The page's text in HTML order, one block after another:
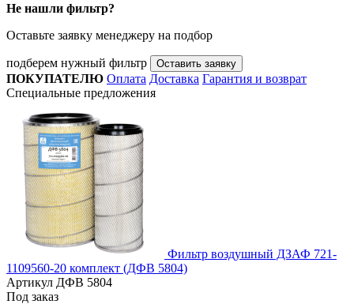
Не нашли фильтр?
Оставьте заявку менеджеру на подбор
подберем нужный фильтр Оставить заявку
ПОКУПАТЕЛЮ Оплата Доставка Гарантия и возврат
Специальные предложения
Фильтр воздушный ДЗАФ 721-
1109560-20 комплект (ДФВ 5804)
Артикул ДФВ 5804
Под заказ